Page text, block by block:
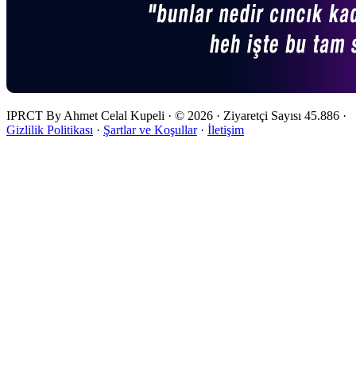
IPRCT By Ahmet Celal Kupeli · © 2026 · Ziyaretçi Sayısı 45.886 ·
Gizlilik Politikası · Şartlar ve Koşullar · İletişim